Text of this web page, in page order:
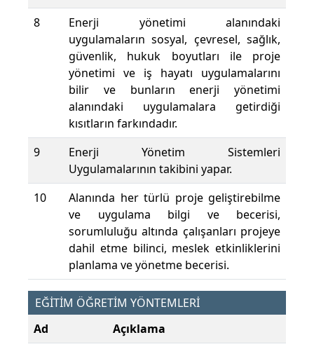
8
Enerji yönetimi alanındaki
uygulamaların sosyal, çevresel, sağlık,
güvenlik, hukuk boyutları ile proje
yönetimi ve iş hayatı uygulamalarını
bilir ve bunların enerji yönetimi
alanındaki uygulamalara getirdiği
kısıtların farkındadır.
9
Enerji Yönetim Sistemleri
Uygulamalarının takibini yapar.
10
Alanında her türlü proje geliştirebilme
ve uygulama bilgi ve becerisi,
sorumluluğu altında çalışanları projeye
dahil etme bilinci, meslek etkinliklerini
planlama ve yönetme becerisi.
EĞİTİM ÖĞRETİM YÖNTEMLERİ
Ad
Açıklama